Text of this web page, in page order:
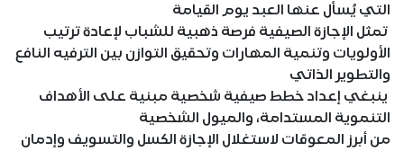
التي يُسأل عنها العبد يوم القيامة
تمثل الإجازة الصيفية فرصة ذهبية للشباب لإعادة ترتيب
الأولويات وتنمية المهارات وتحقيق التوازن بين الترفيه النافع
والتطوير الذاتي
ينبغي إعداد خطط صيفية شخصية مبنية على الأهداف
التنموية المستدامة، والميول الشخصية
من أبرز المعوقات لاستغلال الإجازة الكسل والتسويف وإدمان